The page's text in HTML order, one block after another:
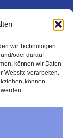
wir Technologien
oder darauf
können wir Daten
Website verarbeiten.
können